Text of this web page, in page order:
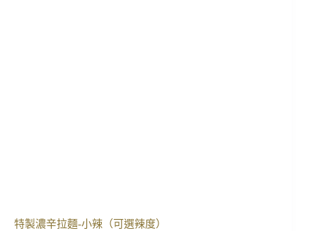
特製濃辛拉麵-小辣（可選辣度）